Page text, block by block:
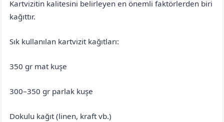
Kartvizitin kalitesini belirleyen en önemli faktörlerden biri
kağıttır.
Sık kullanılan kartvizit kağıtları:
350 gr mat kuşe
300–350 gr parlak kuşe
Dokulu kağıt (linen, kraft vb.)